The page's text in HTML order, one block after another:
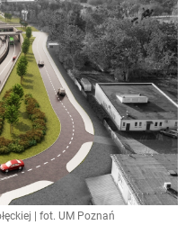
| fot. UM Poznań